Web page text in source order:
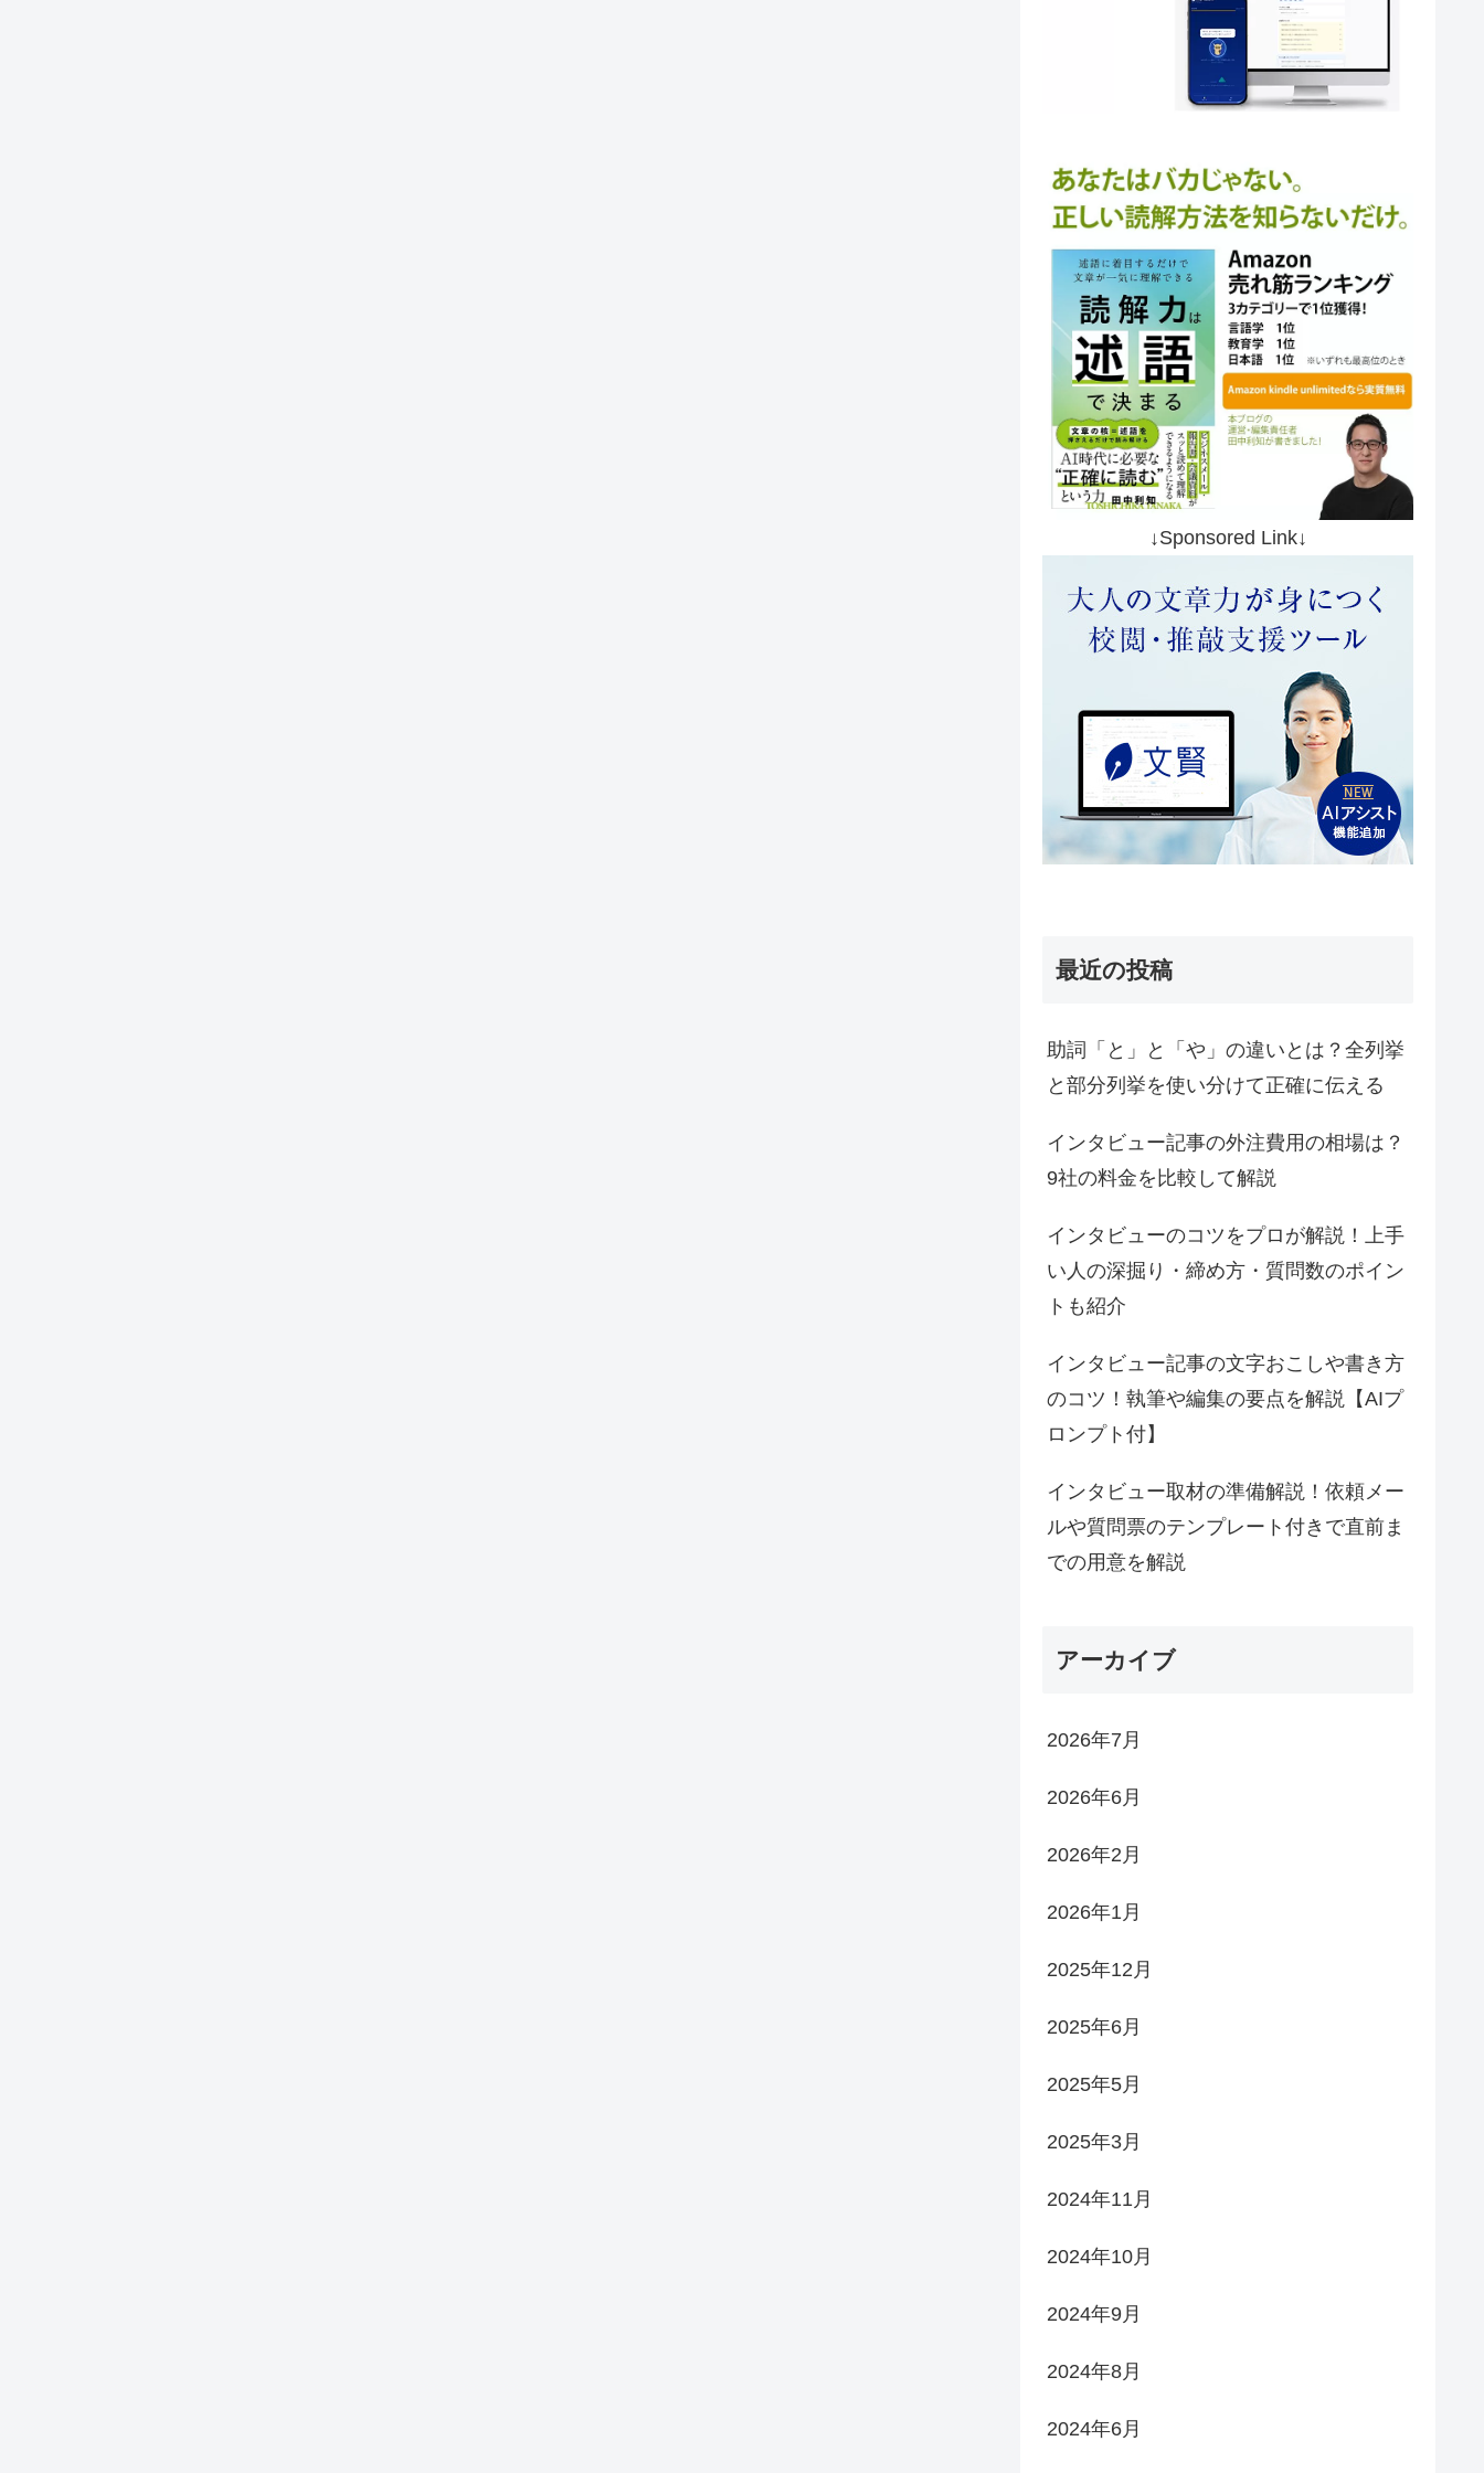
↓Sponsored Link↓
最近の投稿
助詞「と」と「や」の違いとは？全列挙
と部分列挙を使い分けて正確に伝える
インタビュー記事の外注費用の相場は？
9社の料金を比較して解説
インタビューのコツをプロが解説！上手
い人の深掘り・締め方・質問数のポイン
トも紹介
インタビュー記事の文字おこしや書き方
のコツ！執筆や編集の要点を解説【AIプ
ロンプト付】
インタビュー取材の準備解説！依頼メー
ルや質問票のテンプレート付きで直前ま
での用意を解説
アーカイブ
2026年7月
2026年6月
2026年2月
2026年1月
2025年12月
2025年6月
2025年5月
2025年3月
2024年11月
2024年10月
2024年9月
2024年8月
2024年6月